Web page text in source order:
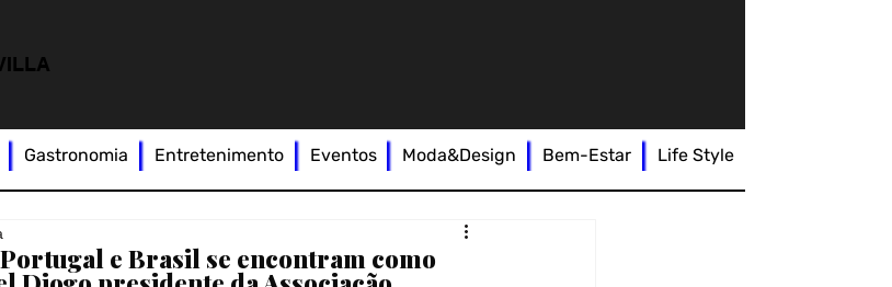
e Brasil se encontram como
Gastronomia Entretenimento Eventos Moda&Design Bem-Estar Life Style